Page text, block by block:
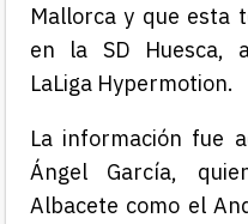
Mallorca y que esta
en la SD Huesca,
LaLiga Hypermotion.
La información fue
Ángel García,
Albacete como el